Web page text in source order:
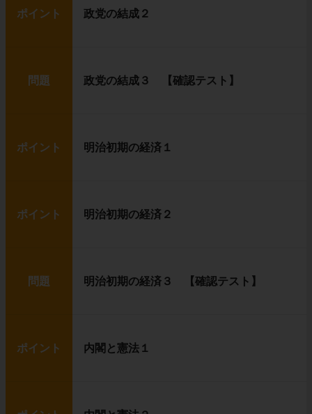
ポイント 政党の結成２
問題 政党の結成３ 【確認テスト】
ポイント 明治初期の経済１
ポイント 明治初期の経済２
問題 明治初期の経済３ 【確認テスト】
ポイント 内閣と憲法１